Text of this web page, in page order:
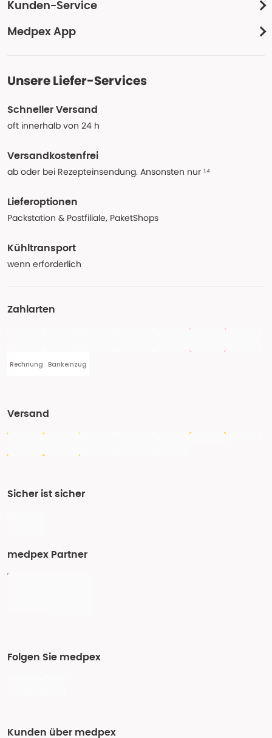
Kunden-Service
Medpex App
Unsere Liefer-Services
Schneller Versand
oft innerhalb von 24 h
Versandkostenfrei
ab oder bei Rezepteinsendung. Ansonsten nur ¹⁴
Lieferoptionen
Packstation & Postfiliale, PaketShops
Kühltransport
wenn erforderlich
Zahlarten
Rechnung Bankeinzug
Versand
Sicher ist sicher
medpex Partner
Folgen Sie medpex
Kunden über medpex